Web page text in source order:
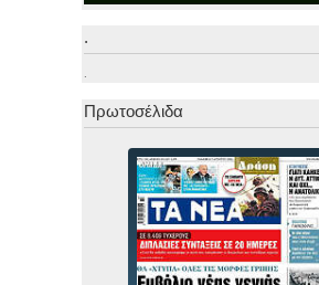
.
.
Πρωτοσέλιδα